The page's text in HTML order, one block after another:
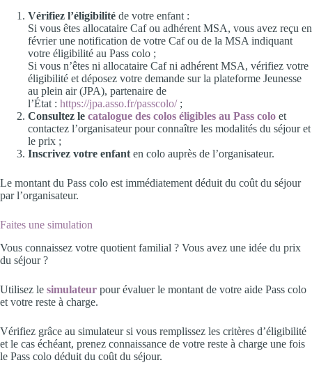
Vérifiez l’éligibilité de votre enfant :
Si vous êtes allocataire Caf ou adhérent MSA, vous avez reçu en
février une notification de votre Caf ou de la MSA indiquant
votre éligibilité au Pass colo ;
Si vous n’êtes ni allocataire Caf ni adhérent MSA, vérifiez votre
éligibilité et déposez votre demande sur la plateforme Jeunesse
au plein air (JPA), partenaire de
l’État : https://jpa.asso.fr/passcolo/;
Consultez le catalogue des colos éligibles au Pass colo et
contactez l’organisateur pour connaître les modalités du séjour et
le prix ;
Inscrivez votre enfant en colo auprès de l’organisateur.
Le montant du Pass colo est immédiatement déduit du coût du séjour
par l’organisateur.
Faites une simulation
Vous connaissez votre quotient familial ? Vous avez une idée du prix
du séjour ?
Utilisez le simulateur pour évaluer le montant de votre aide Pass colo
et votre reste à charge.
Vérifiez grâce au simulateur si vous remplissez les critères d’éligibilité
et le cas échéant, prenez connaissance de votre reste à charge une fois
le Pass colo déduit du coût du séjour.